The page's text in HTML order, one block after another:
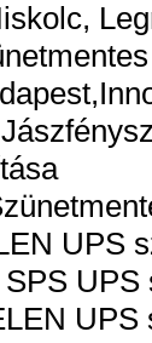
UPS
UPS
UPS